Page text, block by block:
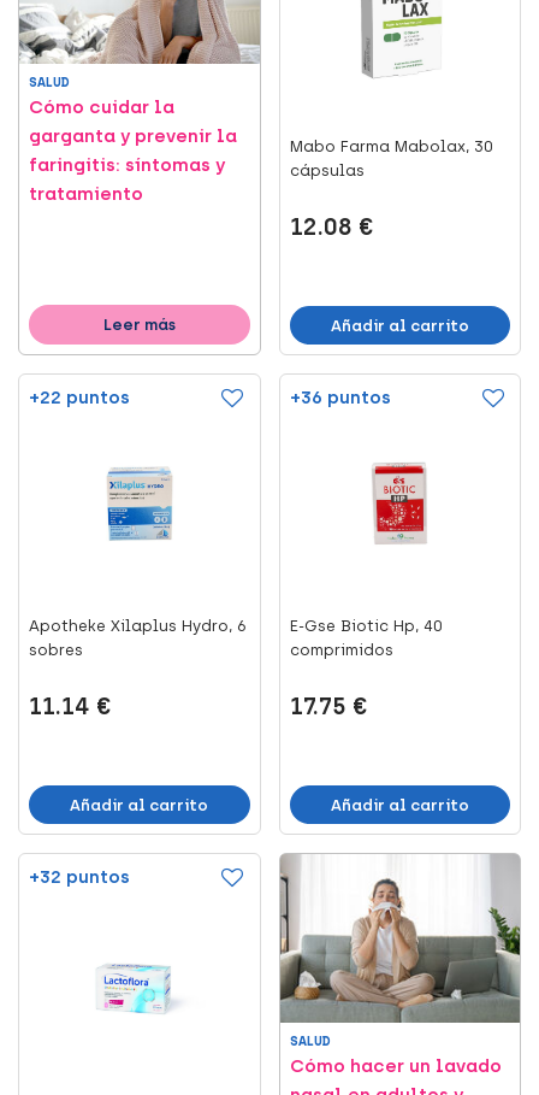
SALUD
Cómo cuidar la
garganta y prevenir la
faringitis: síntomas y
tratamiento
Leer más
Mabo Farma Mabolax, 30
cápsulas
12.08 €
Añadir al carrito
+22 puntos
Apotheke Xilaplus Hydro, 6
sobres
11.14 €
Añadir al carrito
+36 puntos
E-Gse Biotic Hp, 40
comprimidos
17.75 €
Añadir al carrito
+32 puntos
SALUD
Cómo hacer un lavado